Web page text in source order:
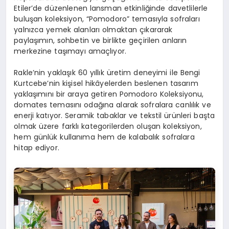
Etiler’de düzenlenen lansman etkinliğinde davetlilerle
buluşan koleksiyon, “Pomodoro” temasıyla sofraları
yalnızca yemek alanları olmaktan çıkararak
paylaşımın, sohbetin ve birlikte geçirilen anların
merkezine taşımayı amaçlıyor.
Rakle’nin yaklaşık 60 yıllık üretim deneyimi ile Bengi
Kurtcebe’nin kişisel hikâyelerden beslenen tasarım
yaklaşımını bir araya getiren Pomodoro Koleksiyonu,
domates temasını odağına alarak sofralara canlılık ve
enerji katıyor. Seramik tabaklar ve tekstil ürünleri başta
olmak üzere farklı kategorilerden oluşan koleksiyon,
hem günlük kullanıma hem de kalabalık sofralara
hitap ediyor.